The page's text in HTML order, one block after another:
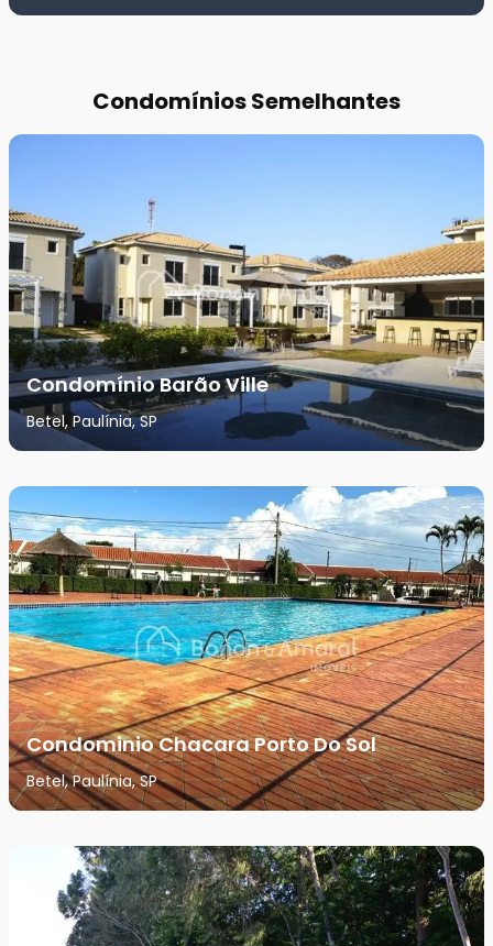
Condomínios Semelhantes
Condomínio Barão Ville
Betel, Paulínia, SP
Condominio Chacara Porto Do Sol
Betel, Paulínia, SP